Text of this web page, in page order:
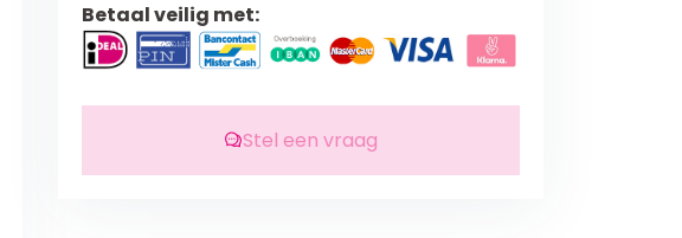
Betaal veilig met:
Stel een vraag